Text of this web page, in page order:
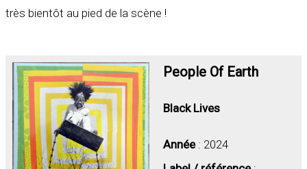
très bientôt au pied de la scène !
People Of Earth
Black Lives
Année: 2024